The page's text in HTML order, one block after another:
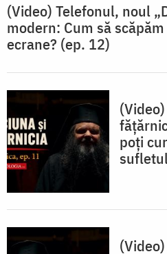
(Video) Telefonul, noul
modern: Cum să
ecrane? (ep. 12)
poți